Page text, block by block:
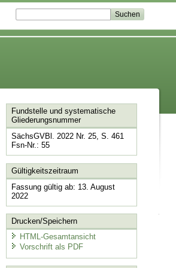
Fundstelle und systematische
Gliederungsnummer
SächsGVBl. 2022 Nr. 25, S. 461
Fsn-Nr.: 55
Gültigkeitszeitraum
Fassung gültig ab: 13. August
2022
Drucken/Speichern
HTML-Gesamtansicht
Vorschrift als PDF